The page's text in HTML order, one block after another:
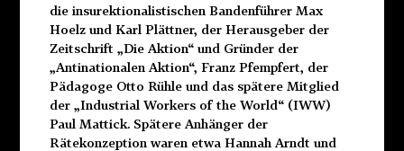
die insurektionalistischen Bandenführer Max
Hoelz und Karl Plättner, der Herausgeber der
Zeitschrift „Die Aktion“ und Gründer der
„Antinationalen Aktion“, Franz Pfempfert, der
Pädagoge Otto Rühle und das spätere Mitglied
der „Industrial Workers of the World“ (IWW)
Paul Mattick. Spätere Anhänger der
Rätekonzeption waren etwa Hannah Arndt und